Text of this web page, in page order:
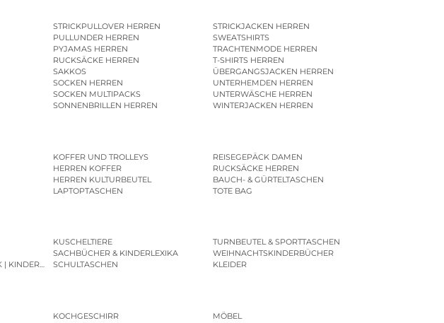
STRICKPULLOVER HERREN
PULLUNDER HERREN
PYJAMAS HERREN
RUCKSÄCKE HERREN
SAKKOS
SOCKEN HERREN
SOCKEN MULTIPACKS
SONNENBRILLEN HERREN
STRICKJACKEN HERREN
SWEATSHIRTS
TRACHTENMODE HERREN
T-SHIRTS HERREN
ÜBERGANGSJACKEN HERREN
UNTERHEMDEN HERREN
UNTERWÄSCHE HERREN
WINTERJACKEN HERREN
KOFFER UND TROLLEYS
HERREN KOFFER
HERREN KULTURBEUTEL
LAPTOPTASCHEN
REISEGEPÄCK DAMEN
RUCKSÄCKE HERREN
BAUCH- & GÜRTELTASCHEN
TOTE BAG
KINDERGARTENRUCKSACK | KINDERGARTENBEUTEL
KUSCHELTIERE
SACHBÜCHER & KINDERLEXIKA
SCHULTASCHEN
TURNBEUTEL & SPORTTASCHEN
WEIHNACHTSKINDERBÜCHER
KLEIDER
KOCHGESCHIRR
MÖBEL